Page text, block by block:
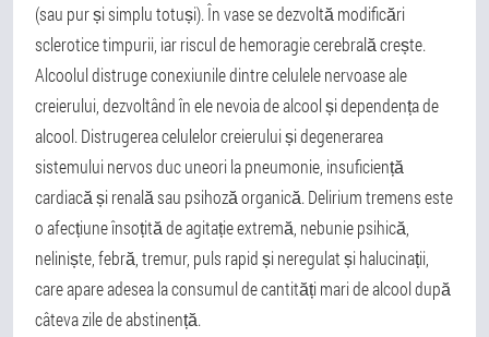
(sau pur și simplu totuși). În vase se dezvoltă modificări
sclerotice timpurii, iar riscul de hemoragie cerebrală crește.
Alcoolul distruge conexiunile dintre celulele nervoase ale
creierului, dezvoltând în ele nevoia de alcool și dependența de
alcool. Distrugerea celulelor creierului și degenerarea
sistemului nervos duc uneori la pneumonie, insuficiență
cardiacă și renală sau psihoză organică. Delirium tremens este
o afecțiune însoțită de agitație extremă, nebunie psihică,
neliniște, febră, tremur, puls rapid și neregulat și halucinații,
care apare adesea la consumul de cantități mari de alcool după
câteva zile de abstinență.